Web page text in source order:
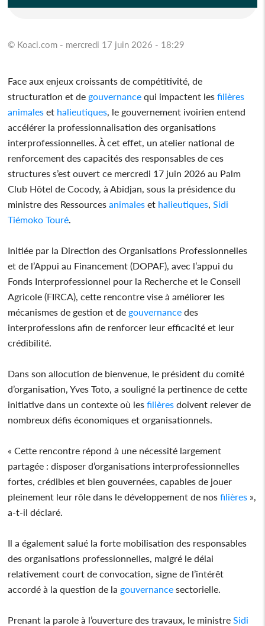
© Koaci.com - mercredi 17 juin 2026 - 18:29
Face aux enjeux croissants de compétitivité, de
structuration et de gouvernance qui impactent les filières
animales et halieutiques , le gouvernement ivoirien entend
accélérer la professionnalisation des organisations
interprofessionnelles. À cet effet, un atelier national de
renforcement des capacités des responsables de ces
structures s’est ouvert ce mercredi 17 juin 2026 au Palm
Club Hôtel de Cocody, à Abidjan, sous la présidence du
ministre des Ressources animales et halieutiques Sidi
Tiémoko Touré
Initiée par la Direction des Organisations Professionnelles
et de l’Appui au Financement (DOPAF), avec l’appui du
Fonds Interprofessionnel pour la Recherche et le Conseil
Agricole (FIRCA), cette rencontre vise à améliorer les
mécanismes de gestion et de gouvernance des
interprofessions afin de renforcer leur efficacité et leur
crédibilité.
Dans son allocution de bienvenue, le président du comité
d’organisation, Yves Toto, a souligné la pertinence de cette
initiative dans un contexte où les filières doivent relever de
nombreux défis économiques et organisationnels.
« Cette rencontre répond à une nécessité largement
partagée : disposer d’organisations interprofessionnelles
fortes, crédibles et bien gouvernées, capables de jouer
pleinement leur rôle dans le développement de nos filières »,
a-t-il déclaré.
Il a également salué la forte mobilisation des responsables
des organisations professionnelles, malgré le délai
relativement court de convocation, signe de l’intérêt
accordé à la question de la gouvernance sectorielle.
Prenant la parole à l’ouverture des travaux, le ministre Sidi